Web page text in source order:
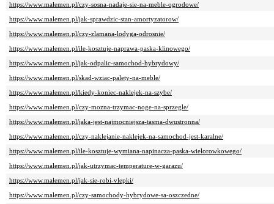
https://www.malemen.pl/czy-sosna-nadaje-sie-na-meble-ogrodowe/
https://www.malemen.pl/jak-sprawdzic-stan-amortyzatorow/
https://www.malemen.pl/czy-zlamana-lodyga-odrosnie/
https://www.malemen.pl/ile-kosztuje-naprawa-paska-klinowego/
https://www.malemen.pl/jak-odpalic-samochod-hybrydowy/
https://www.malemen.pl/skad-wziac-palety-na-meble/
https://www.malemen.pl/kiedy-koniec-naklejek-na-szybe/
https://www.malemen.pl/czy-mozna-trzymac-noge-na-sprzegle/
https://www.malemen.pl/jaka-jest-najmocniejsza-tasma-dwustronna/
https://www.malemen.pl/czy-naklejanie-naklejek-na-samochod-jest-karalne/
https://www.malemen.pl/ile-kosztuje-wymiana-napinacza-paska-wielorowkowego/
https://www.malemen.pl/jak-utrzymac-temperature-w-garazu/
https://www.malemen.pl/jak-sie-robi-vlepki/
https://www.malemen.pl/czy-samochody-hybrydowe-sa-oszczedne/